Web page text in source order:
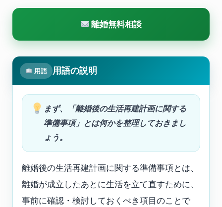
離婚無料相談
用語 用語の説明
まず、「離婚後の生活再建計画に関する
準備事項」とは何かを整理しておきまし
ょう。
離婚後の生活再建計画に関する準備事項とは、
離婚が成立したあとに生活を立て直すために、
事前に確認・検討しておくべき項目のことで